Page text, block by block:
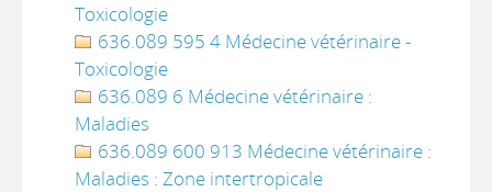
Toxicologie
636.089 595 4 Médecine vétérinaire -
Toxicologie
636.089 6 Médecine vétérinaire :
Maladies
636.089 600 913 Médecine vétérinaire :
Maladies : Zone intertropicale